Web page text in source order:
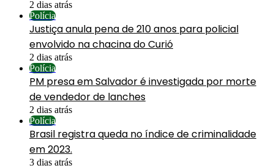
2 dias atrás
Polícia
Justiça anula pena de 210 anos para policial
envolvido na chacina do Curió
2 dias atrás
Polícia
PM presa em Salvador é investigada por morte
de vendedor de lanches
2 dias atrás
Polícia
Brasil registra queda no índice de criminalidade
em 2023.
3 dias atrás